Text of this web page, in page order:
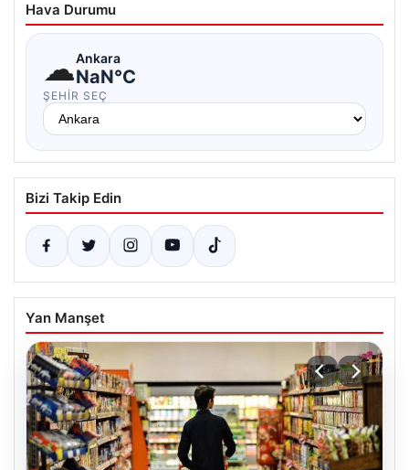
Hava Durumu
☁Ankara
NaN°C
ŞEHIR SEÇ
Bizi Takip Edin
Yan Manşet